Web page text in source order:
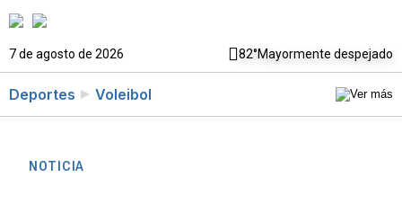
7 de agosto de 2026 82°Mayormente despejado
Deportes Voleibol
NOTICIA